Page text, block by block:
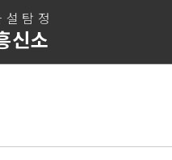
탐정
신소